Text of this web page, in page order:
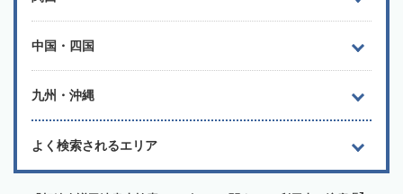
中国・四国
九州・沖縄
よく検索されるエリア